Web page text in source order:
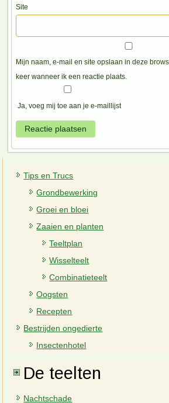
Site
Mijn naam, e-mail en site opslaan in deze
keer wanneer ik een reactie plaats.
Ja, voeg mij toe aan je e-maillijst
Tips en Trucs
Grondbewerking
Groei en bloei
Zaaien en planten
Teeltplan
Wisselteelt
Combinatieteelt
Oogsten
Recepten
Bestrijden ongedierte
Insectenhotel
De teelten
Nachtschade